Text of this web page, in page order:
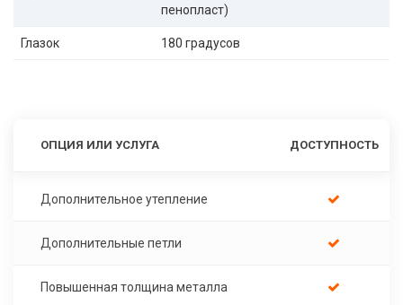
пенопласт)
Глазок 180 градусов
ОПЦИЯ ИЛИ УСЛУГА ДОСТУПНОСТЬ
Дополнительное утепление
Дополнительные петли
Повышенная толщина металла